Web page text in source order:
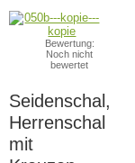
Bewertung:
Noch nicht
bewertet
Seidenschal,
Herrenschal
mit